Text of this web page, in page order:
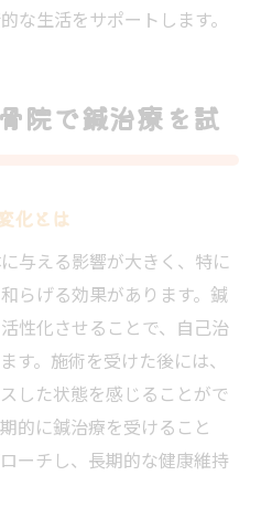
な生活をサポートします。
院で鍼治療を試
化とは
与える影響が大きく、特に
らげる効果があります。鍼
性化させることで、自己治
す。施術を受けた後には、
した状態を感じることがで
的に鍼治療を受けること
ーチし、長期的な健康維持